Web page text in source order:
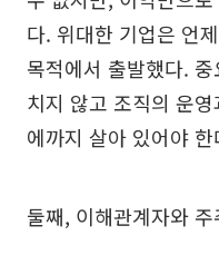
다. 위대한 기업은 언
목적에서 출발했다.
치지 않고 조직의 운
에까지 살아 있어야
둘째, 이해관계자와